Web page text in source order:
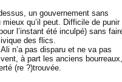
un gouvernement sans
qu’il peut. Difficile de punir
l’instant été inculpé) sans
des flics.
n’a pas disparu et ne va pas
à part les anciens bourreaux,
(re ?)trouvée.